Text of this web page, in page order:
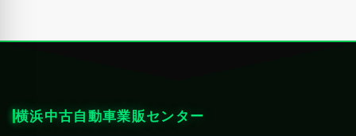
横浜中古自動車業販センター